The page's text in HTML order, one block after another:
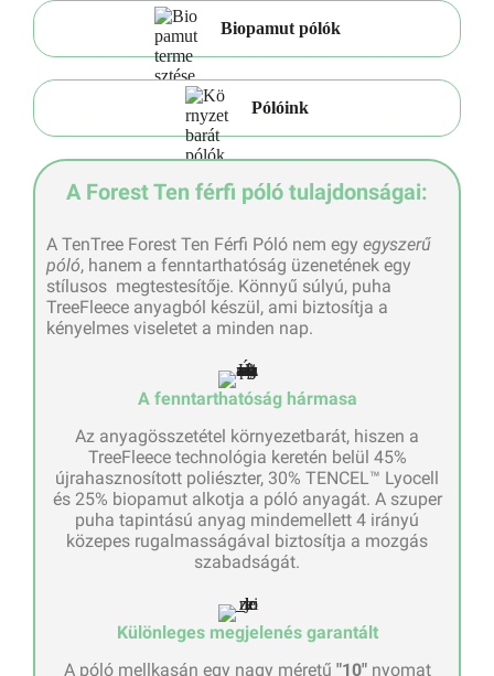
Biopamut pólók
Pólóink
A Forest Ten férfi póló tulajdonságai:
A TenTree Forest Ten Férfi Póló nem egy egyszerű
póló, hanem a fenntarthatóság üzenetének egy
stílusos megtestesítője. Könnyű súlyú, puha
TreeFleece anyagból készül, ami biztosítja a
kényelmes viseletet a minden nap.
A fenntarthatóság hármasa
Az anyagösszetétel környezetbarát, hiszen a
TreeFleece technológia keretén belül 45%
újrahasznosított poliészter, 30% TENCEL™ Lyocell
és 25% biopamut alkotja a póló anyagát. A szuper
puha tapintású anyag mindemellett 4 irányú
közepes rugalmasságával biztosítja a mozgás
szabadságát.
Különleges megjelenés garantált
A póló mellkasán egy nagy méretű "10"nyomat